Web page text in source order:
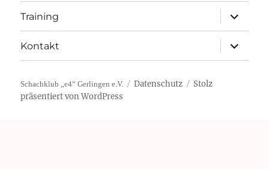
Training
öffnen
Kontakt
öffnen
Schachklub „e4“ Gerlingen e.V. Datenschutz
Stolz
präsentiert von WordPress